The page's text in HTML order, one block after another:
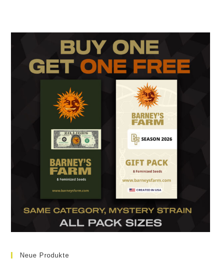
Neue Produkte